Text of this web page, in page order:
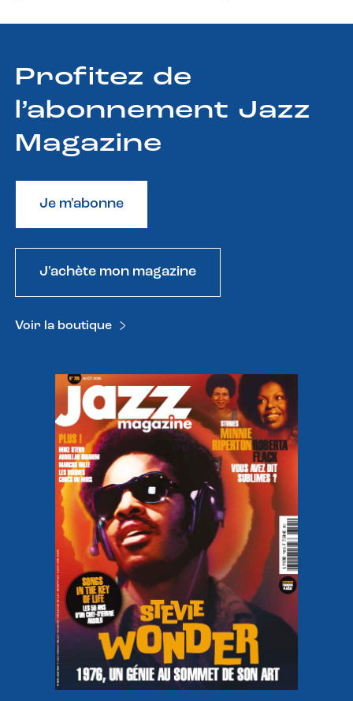
Profitez de
l’abonnement Jazz
Magazine
Je m'abonne
J'achète mon magazine
Voir la boutique